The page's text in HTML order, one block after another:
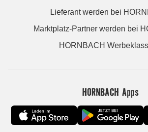
Lieferant werden bei
Marktplatz-Partner werden bei
HORNBACH
HORNBACH Apps